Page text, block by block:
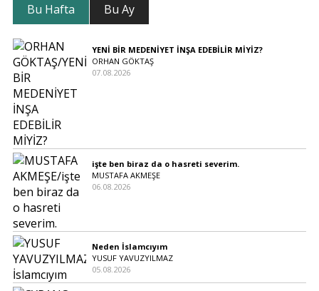
Bu Hafta Bu Ay
YENİ BİR MEDENİYET İNŞA EDEBİLİR MİYİZ?
ORHAN GÖKTAŞ
07.08.2026
işte ben biraz da o hasreti severim.
MUSTAFA AKMEŞE
06.08.2026
Neden İslamcıyım
YUSUF YAVUZYILMAZ
05.08.2026